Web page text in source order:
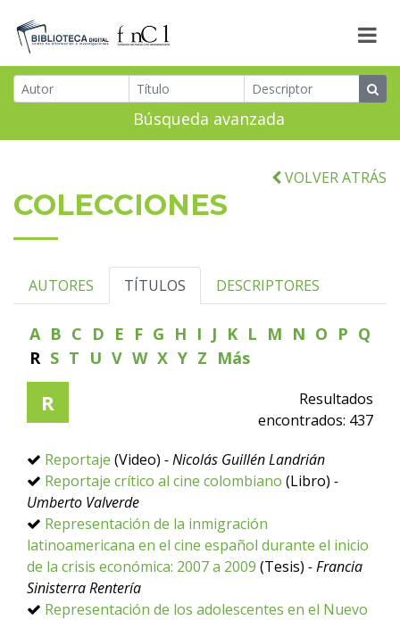
Búsqueda avanzada
VOLVER ATRÁS
COLECCIONES
AUTORES TÍTULOS DESCRIPTORES
A B C D E F G H I J K L M N O P Q
R S T U V W X Y Z Más
R
Resultados
encontrados: 437
Reportaje (Video) - Nicolás Guillén Landrián
Reportaje crítico al cine colombiano (Libro) -
Umberto Valverde
Representación de la inmigración
latinoamericana en el cine español durante el inicio
de la crisis económica: 2007 a 2009 (Tesis) - Francia
Sinisterra Rentería
Representación de los adolescentes en el Nuevo